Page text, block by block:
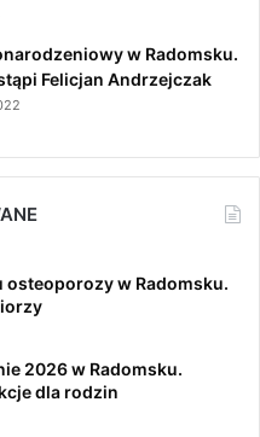
w Radomsku.
Felicjan Andrzejczak
osteoporozy w Radomsku.
2026 w Radomsku.
dla rodzin